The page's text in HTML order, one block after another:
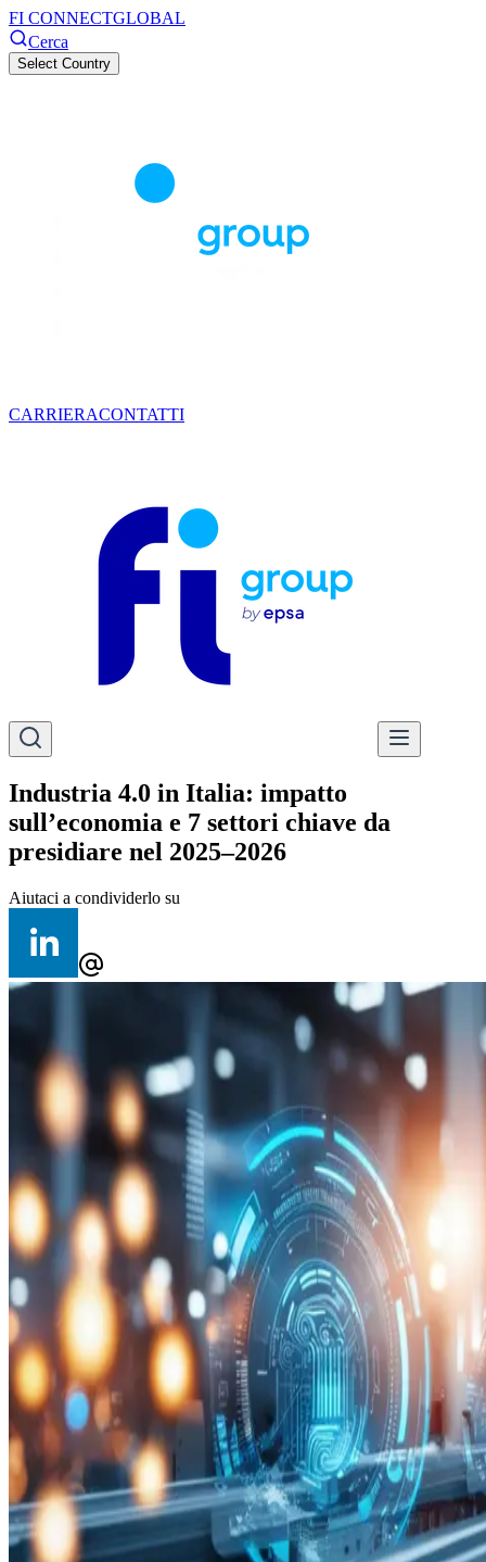
FI CONNECTGLOBAL
Cerca
Select Country
CARRIERACONTATTI
Industria 4.0 in Italia: impatto
sull’economia e 7 settori chiave da
presidiare nel 2025–2026
Aiutaci a condividerlo su